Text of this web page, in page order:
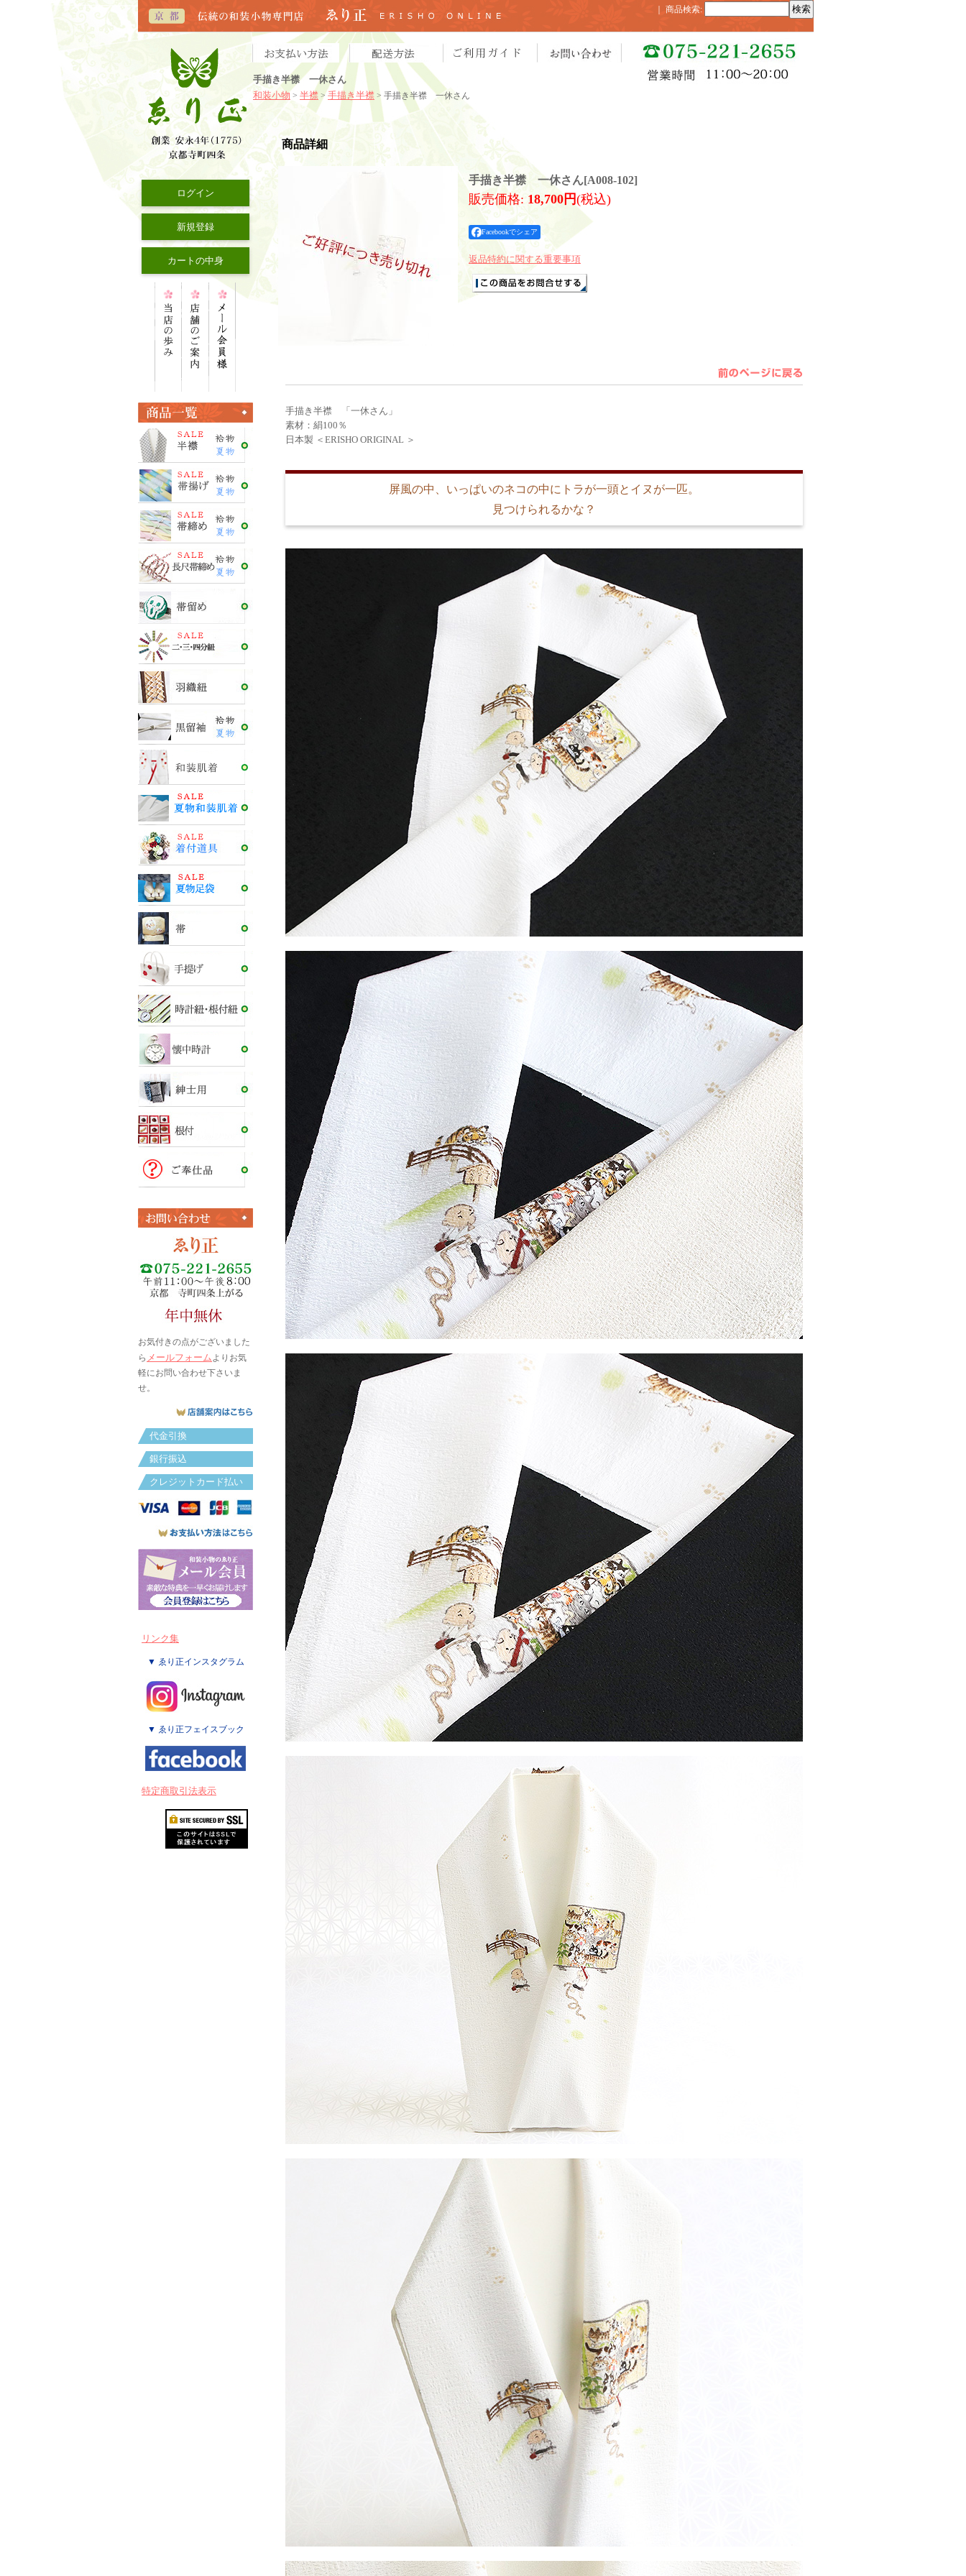
手描き半襟 一休さん
和装小物 > 半襟 >手描き半襟 > 手描き半襟 一休さん
商品検索:
ログイン
新規登録
カートの中身
お気付きの点がございました
ら メールフォームよりお気
軽にお問い合わせ下さいま
せ。
代金引換
銀行振込
クレジットカード払い
リンク集
▼ ゑり正インスタグラム
▼ ゑり正フェイスブック
特定商取引法表示
商品詳細
手描き半襟 一休さん[A008-102]
販売価格: 18,700円(税込)
Facebookでシェア
返品特約に関する重要事項
手描き半襟 「一休さん」
素材：絹100％
日本製 ＜ERISHO ORIGINAL ＞
屏風の中、いっぱいのネコの中にトラが一頭とイヌが一匹。
見つけられるかな？